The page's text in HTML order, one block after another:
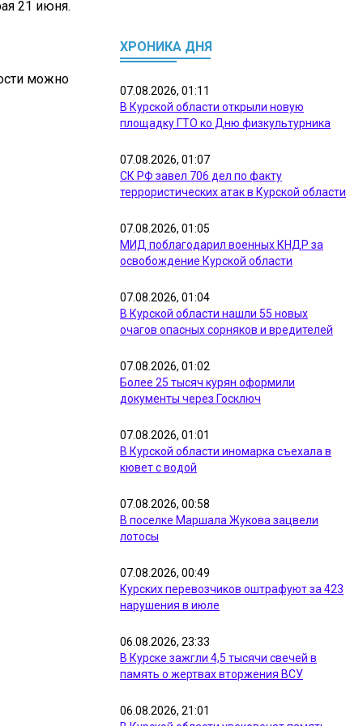
21 июня.
можно
ХРОНИКА ДНЯ
07.08.2026, 01:11
В Курской области открыли новую
площадку ГТО ко Дню физкультурника
07.08.2026, 01:07
СК РФ завел 706 дел по факту
террористических атак в Курской области
07.08.2026, 01:05
МИД поблагодарил военных КНДР за
освобождение Курской области
07.08.2026, 01:04
В Курской области нашли 55 новых
очагов опасных сорняков и вредителей
07.08.2026, 01:02
Более 25 тысяч курян оформили
документы через Госключ
07.08.2026, 01:01
В Курской области иномарка съехала в
кювет с водой
07.08.2026, 00:58
В поселке Маршала Жукова зацвели
лотосы
07.08.2026, 00:49
Курских перевозчиков оштрафуют за 423
нарушения в июле
06.08.2026, 23:33
В Курске зажгли 4,5 тысячи свечей в
память о жертвах вторжения ВСУ
06.08.2026, 21:01